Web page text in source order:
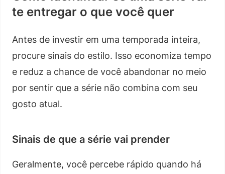
te entregar o que você quer
Antes de investir em uma temporada inteira,
procure sinais do estilo. Isso economiza tempo
e reduz a chance de você abandonar no meio
por sentir que a série não combina com seu
gosto atual.
Sinais de que a série vai prender
Geralmente, você percebe rápido quando há